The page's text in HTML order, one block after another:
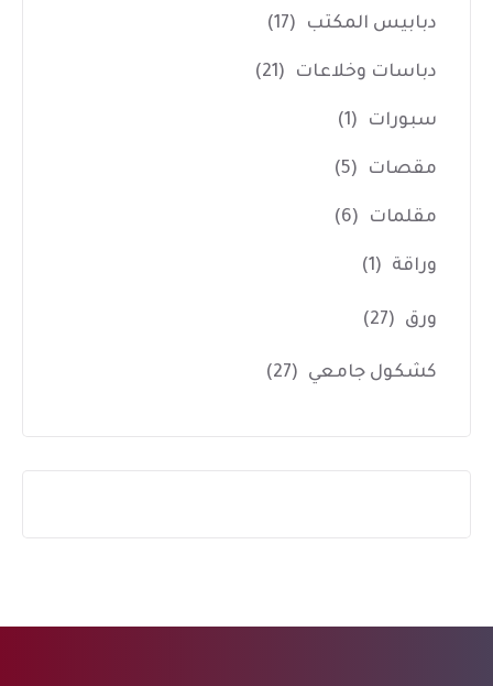
دبابيس المكتب (17)
دباسات وخلاعات (21)
سبورات (1)
مقصات (5)
مقلمات (6)
وراقة (1)
ورق (27)
كشكول جامعي (27)